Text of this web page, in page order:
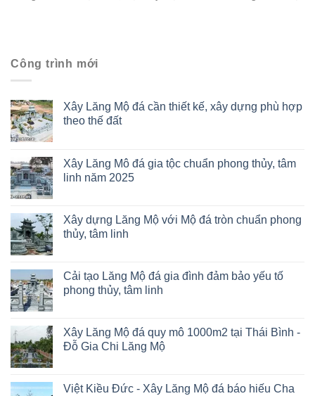
Công trình mới
Xây Lăng Mộ đá cần thiết kế, xây dựng phù hợp
theo thế đất
Xây Lăng Mô đá gia tộc chuẩn phong thủy, tâm
linh năm 2025
Xây dựng Lăng Mộ với Mộ đá tròn chuẩn phong
thủy, tâm linh
Cải tạo Lăng Mộ đá gia đình đảm bảo yếu tố
phong thủy, tâm linh
Xây Lăng Mộ đá quy mô 1000m2 tại Thái Bình -
Đỗ Gia Chi Lăng Mộ
Việt Kiều Đức - Xây Lăng Mộ đá báo hiếu Cha